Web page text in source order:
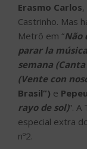
Erasmo Carlos
Castrinho. Mas
Metrô em “Não
parar la
semana
(Vente con
Brasil”) e
rayo de sol)”. A
especial extra
nº2.